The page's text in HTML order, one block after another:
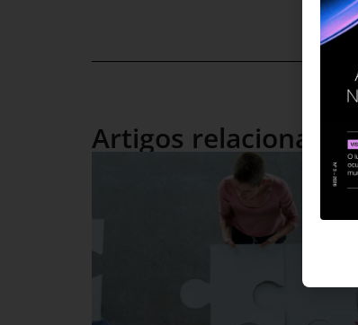
Artigos relacionados